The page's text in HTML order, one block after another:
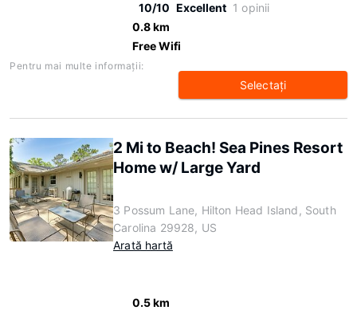
10/10 Excellent 1 opinii
0.8 km
Free Wifi
Pentru mai multe informaţii:
Selectaţi
2 Mi to Beach! Sea Pines Resort
Home w/ Large Yard
3 Possum Lane, Hilton Head Island, South
Carolina 29928, US
Arată hartă
0.5 km